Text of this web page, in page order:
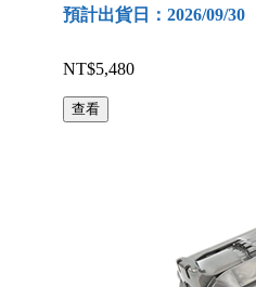
預計出貨日：2026/09/30
NT$5,480
查看